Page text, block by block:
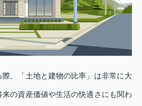
、「土地と建物の比率」は非常に大
の資産価値や生活の快適さにも関わ